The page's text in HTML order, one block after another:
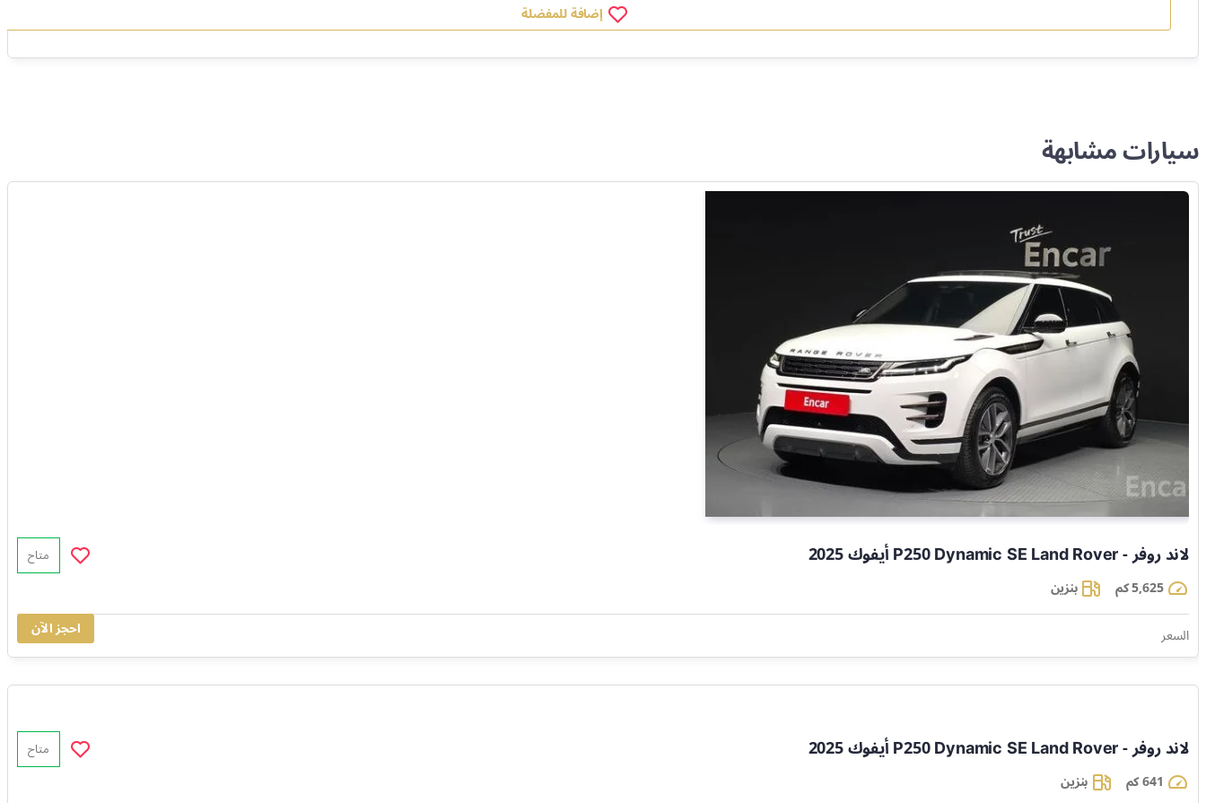
إضافة للمفضلة
سيارات مشابهة
لاند روفر - Land Rover P250 Dynamic SE أيفوك 2025 متاح
5,625 كم
بنزين
السعر
0
احجز الآن
لاند روفر - Land Rover P250 Dynamic SE أيفوك 2025 متاح
بنزين